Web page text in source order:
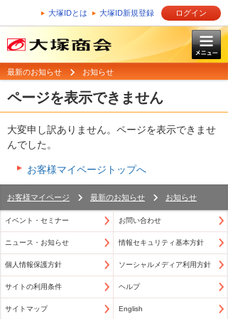
大塚IDとは 大塚ID新規登録 ログイン
最新のお知らせ お知らせ
ページを表示できません
大変申し訳ありません。ページを表示できませ
んでした。
お客様マイページトップへ
お客様マイページ 最新のお知らせ お知らせ
イベント・セミナー お問い合わせ
ニュース・お知らせ 情報セキュリティ基本方針
個人情報保護方針 ソーシャルメディア利用方針
サイトの利用条件 ヘルプ
サイトマップ English